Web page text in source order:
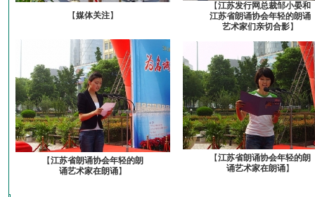
【媒体关注】
【江苏发行网总裁邹小晏和
江苏省朗诵协会年轻的朗诵
艺术家们亲切合影】
【江苏省朗诵协会年轻的朗
诵艺术家在朗诵】
【江苏省朗诵协会年轻的朗
诵艺术家在朗诵】